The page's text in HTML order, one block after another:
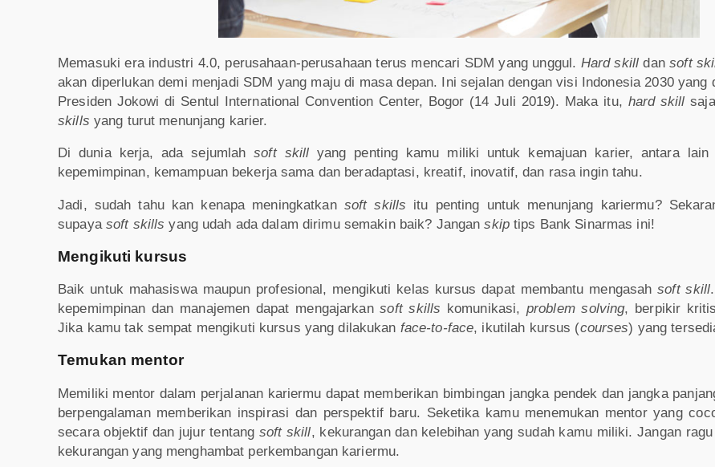
Memasuki era industri 4.0, perusahaan-perusahaan terus mencari SDM yang unggul. Hard skill dansoft
akan diperlukan demi menjadi SDM yang maju di masa depan. Ini sejalan dengan visi Indonesia 2030 yang
Presiden Jokowi di Sentul International Convention Center, Bogor (14 Juli 2019). Maka itu, hard skill
skills yang turut menunjang karier.
Di dunia kerja, ada sejumlahsoft skill yang penting kamu miliki untuk kemajuan karier, antara lain
kepemimpinan, kemampuan bekerja sama dan beradaptasi, kreatif, inovatif, dan rasa ingin tahu.
Jadi, sudah tahu kan kenapa meningkatkan soft skills itu penting untuk menunjang kariermu?
supaya soft skills yang udah ada dalam dirimu semakin baik? Janganskiptips Bank Sinarmas ini!
Mengikuti kursus
Baik untuk mahasiswa maupun profesional, mengikuti kelas kursus dapat membantu mengasahsoft skill
kepemimpinan dan manajemen dapat mengajarkansoft skills komunikasi, problem solving, berpikir
Jika kamu tak sempat mengikuti kursus yang dilakukan face-to-face, ikutilah kursus (courses) yang
Temukan mentor
Memiliki mentor dalam perjalanan kariermu dapat memberikan bimbingan jangka pendek dan jangka
berpengalaman memberikan inspirasi dan perspektif baru. Seketika kamu menemukan mentor yang
secara objektif dan jujur tentang soft skill, kekurangan dan kelebihan yang sudah kamu miliki. Jangan
kekurangan yang menghambat perkembangan kariermu.